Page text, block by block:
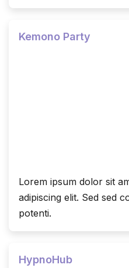
Kemono Party
Lorem ipsum dolor sit
adipiscing elit. Sed sed
potenti.
HypnoHub